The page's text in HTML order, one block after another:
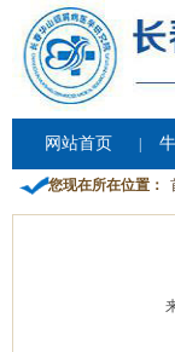
网站首页
您现在所在位置：